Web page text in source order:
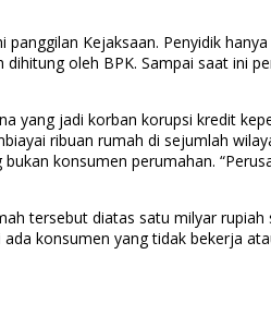
Kejaksaan. Penyidik
oleh BPK. Sampai saat ini
yang jadi korban korupsi kredit
ribuan rumah di sejumlah
konsumen perumahan.
tersebut diatas satu milyar
konsumen yang tidak bekerja